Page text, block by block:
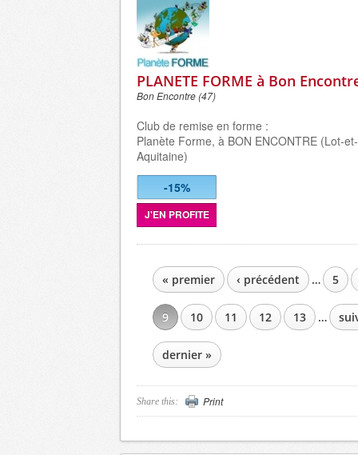
PLANETE FORME à Bon
Bon Encontre (47)
Club de remise en forme :
Planète Forme, à BON ENCONTRE (Lot-
Aquitaine)
-15%
J'EN PROFITE
PAGES« premier ‹ précédent … 5
9 10 11 12 13 …
dernier »
Share this: Print